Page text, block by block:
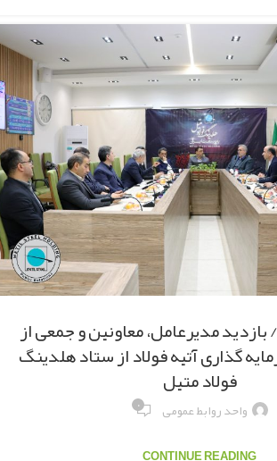
مدیرعامل، معاونین و جمعی از
گذاری آتیه فولاد از ستاد هلدینگ
فولاد متیل
واحد روابط عمومی ۰